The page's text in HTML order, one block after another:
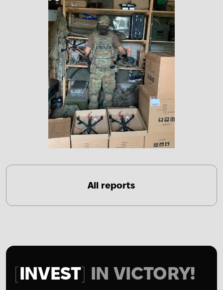
All reports
INVEST IN VICTORY!